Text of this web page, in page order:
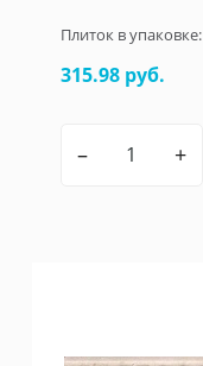
Плиток в упаковке:
315.98 руб.
– +